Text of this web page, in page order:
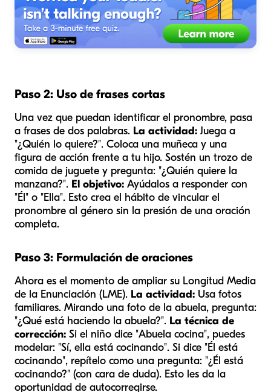
Paso 2: Uso de frases cortas
Una vez que puedan identificar el pronombre, pasa
a frases de dos palabras. La actividad: Juega a
"¿Quién lo quiere?". Coloca una muñeca y una
figura de acción frente a tu hijo. Sostén un trozo de
comida de juguete y pregunta: "¿Quién quiere la
manzana?". El objetivo: Ayúdalos a responder con
"Él" o "Ella". Esto crea el hábito de vincular el
pronombre al género sin la presión de una oración
completa.
Paso 3: Formulación de oraciones
Ahora es el momento de ampliar su Longitud Media
de la Enunciación (LME). La actividad: Usa fotos
familiares. Mirando una foto de la abuela, pregunta:
"¿Qué está haciendo la abuela?". La técnica de
corrección: Si el niño dice "Abuela cocina", puedes
modelar: "Sí, ella está cocinando". Si dice "Él está
cocinando", repítelo como una pregunta: "¿Él está
cocinando?" (con cara de duda). Esto les da la
oportunidad de autocorregirse.